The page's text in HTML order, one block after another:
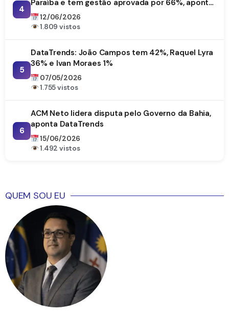
4
Paraíba e tem gestão aprovada por 66%, aponta
DataTrends
12/06/2026
1.809 vistos
5
DataTrends: João Campos tem 42%, Raquel Lyra
36% e Ivan Moraes 1%
07/05/2026
1.755 vistos
6
ACM Neto lidera disputa pelo Governo da Bahia,
aponta DataTrends
15/06/2026
1.492 vistos
QUEM SOU EU